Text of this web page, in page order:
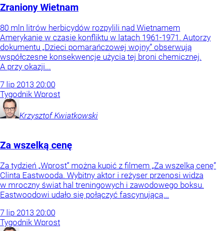
Zraniony Wietnam
80 mln litrów herbicydów rozpylili nad Wietnamem
Amerykanie w czasie konfliktu w latach 1961-1971. Autorzy
dokumentu „Dzieci pomarańczowej wojny” obserwują
współczesne konsekwencje użycia tej broni chemicznej.
A przy okazji...
7 lip 2013 20:00
Tygodnik Wprost
Krzysztof Kwiatkowski
Za wszelką cenę
Za tydzień „Wprost” można kupić z filmem „Za wszelką cenę”
Clinta Eastwooda. Wybitny aktor i reżyser przenosi widza
w mroczny świat hal treningowych i zawodowego boksu.
Eastwoodowi udało się połączyć fascynującą...
7 lip 2013 20:00
Tygodnik Wprost